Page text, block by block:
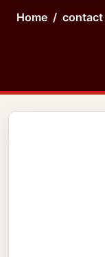
Home contact